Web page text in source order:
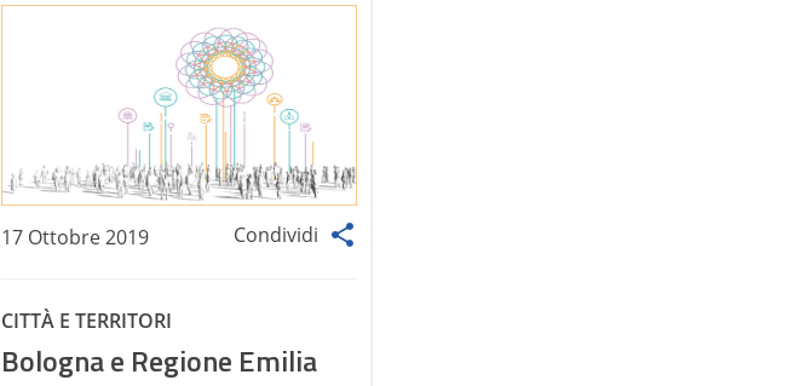
17 Ottobre 2019 Condividi
CITTÀ E TERRITORI
Bologna e Regione Emilia